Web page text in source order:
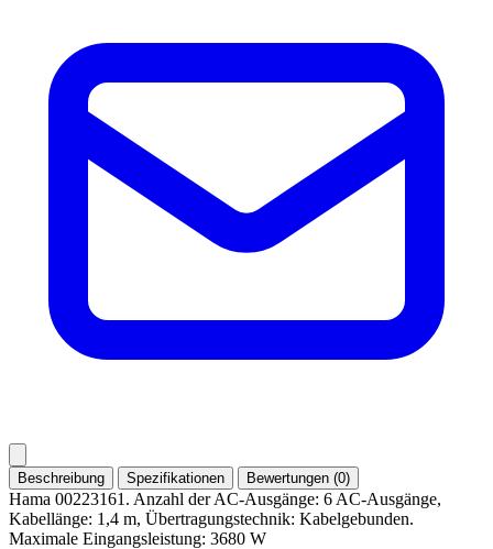
Beschreibung Spezifikationen Bewertungen (0)
Hama 00223161. Anzahl der AC-Ausgänge: 6 AC-Ausgänge,
Kabellänge: 1,4 m, Übertragungstechnik: Kabelgebunden.
Maximale Eingangsleistung: 3680 W